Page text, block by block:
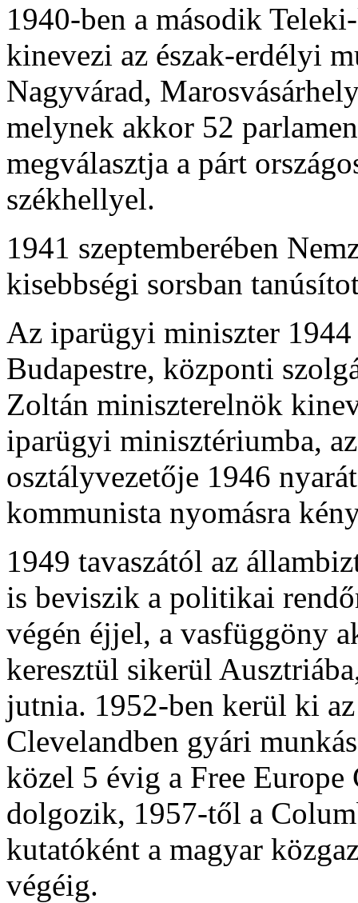
1940-ben a második
kinevezi az észak-erdélyi
Nagyvárad,
melynek akkor 52
megválasztja a párt
székhellyel.
1941 szeptemberében
kisebbségi sorsban
Az iparügyi miniszter
Budapestre, központi
Zoltán miniszterelnök
iparügyi minisztériumba,
osztályvezetője 1946
kommunista nyomásra
1949 tavaszától az
is beviszik a politikai
végén éjjel, a vasfüggöny
keresztül sikerül
jutnia. 1952-ben kerül ki
Clevelandben gyári
közel 5 évig a Free
dolgozik, 1957-től a
kutatóként a magyar
végéig.